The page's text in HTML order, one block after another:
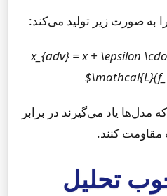
$x_{adv} = x + \epsilon
مدل‌ها یاد می‌گیرند در برابر
کنند.